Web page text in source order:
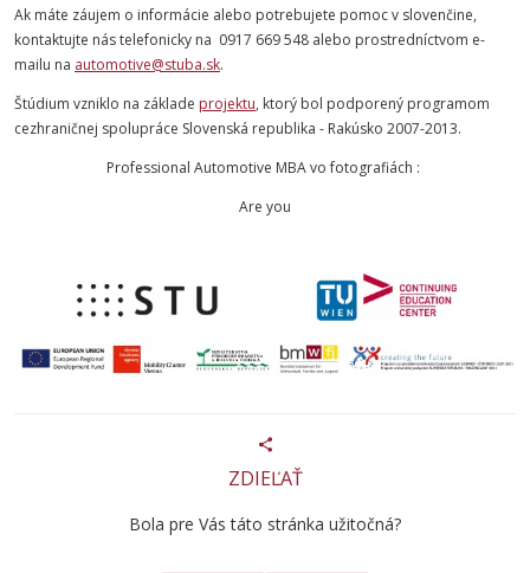
Ak máte záujem o informácie alebo potrebujete pomoc v slovenčine,
kontaktujte nás telefonicky na 0917 669 548 alebo prostredníctvom e-
mailu na automotive@stuba.sk.
Štúdium vzniklo na základe projektu, ktorý bol podporený programom
cezhraničnej spolupráce Slovenská republika - Rakúsko 2007-2013.
Professional Automotive MBA vo fotografiách :
Are you
ZDIEĽAŤ
Bola pre Vás táto stránka užitočná?